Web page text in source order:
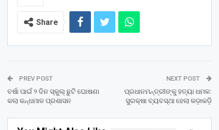
Share
PREV POST
ବର୍ଷା ପାଇଁ ୨ ଦିନ ସ୍କୁଲ୍ ଛୁଟି ଘୋଷଣା
କଲା କନ୍ଧମାଳ ପ୍ରଶାସନ
NEXT POST
ପ୍ରଧାନମନ୍ତ୍ରୀଙ୍କୁ ହତ୍ୟା ଧମକ:
ସୁରକ୍ଷା ବ୍ୟବସ୍ଥା ହେଲା କଡ଼ାକଡ଼ି